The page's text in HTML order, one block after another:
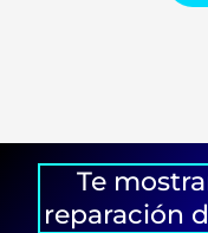
Te
reparación